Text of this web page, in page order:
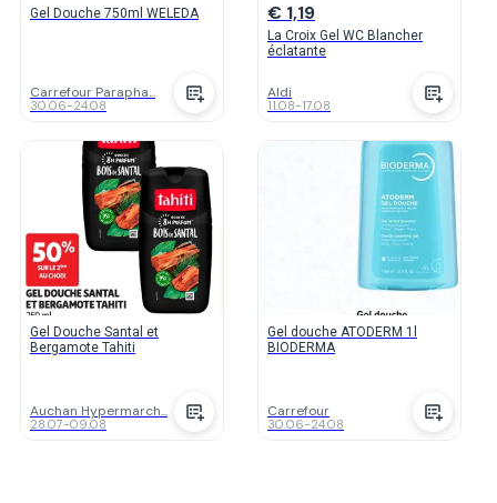
Gel Douche 750ml WELEDA
Carrefour Parapha...
30.06-24.08
€ 1,19
La Croix Gel WC Blancher
éclatante
Aldi
11.08-17.08
Gel Douche Santal et
Bergamote Tahiti
Auchan Hypermarch...
28.07-09.08
Gel douche ATODERM 1l
BIODERMA
Carrefour
30.06-24.08